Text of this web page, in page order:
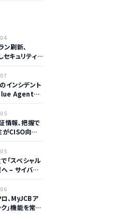
刷新、
キュリティ
インシデント
Agent
情報、把握で
がCISO向け
「スペシャル
へ – サイバー
、MyJCBア
」機能を常設